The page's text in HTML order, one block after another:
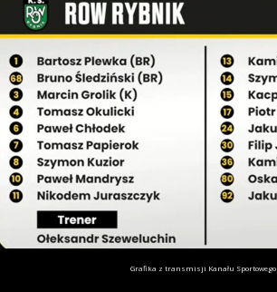
Grafika z transmisji Kanału Sportowego